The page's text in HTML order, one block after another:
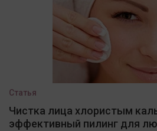
Статья
Чистка лица хлористым
эффективный пилинг для